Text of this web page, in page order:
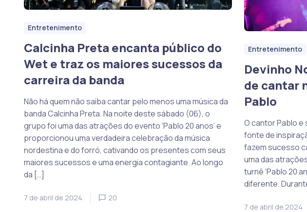
Entretenimento
Calcinha Preta encanta público do
Wet e traz os maiores sucessos da
carreira da banda
Não há quem não saiba cantar pelo menos uma música da
banda Calcinha Preta. Na noite deste sábado (06), o
grupo foi uma das atrações do evento ‘Pablo 20 anos’ e
proporcionou uma verdadeira celebração da música
nordestina e do forró, cativando os presentes com seus
maiores sucessos e uma energia contagiante. Ao longo
da […]
7 de abril de 2024 20
Entretenimento
Devinho
de cantar
Pablo
O cantor Pablo e
fonte de
fazem sucesso
uma das
turnê ‘Pablo 20
diferente.
7 de abril de 2024